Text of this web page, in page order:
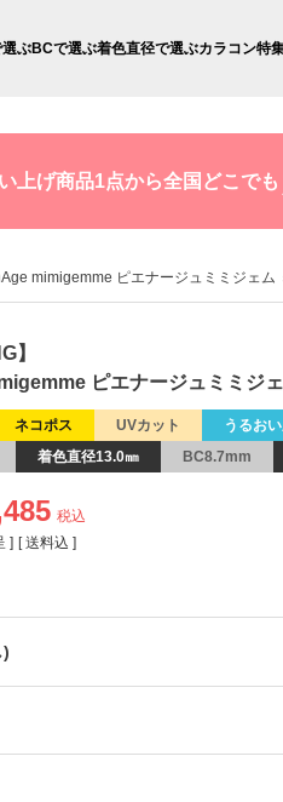
ぶBCで選ぶ着色直径で選ぶカラコン特
上げ商品1点から全国どこでも
mimigemme ピエナージュミミジェ
】
ピエナージュミミジ
ネコポス UVカット うるお
着色直径13.0㎜ BC8.7mm
税込
] 送料込